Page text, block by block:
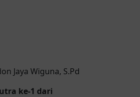
Jaya Wiguna, S.Pd
ke-1 dari